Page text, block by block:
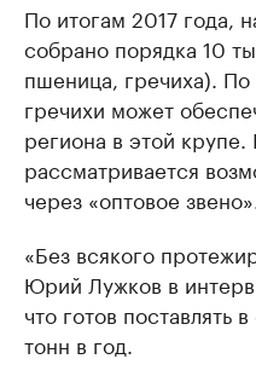
По итогам 2017 года,
собрано порядка 10
пшеница, гречиха).
гречихи может
региона в этой
рассматривается
через «оптовое звено».
«Без всякого
Юрий Лужков в
что готов поставлять
тонн в год.